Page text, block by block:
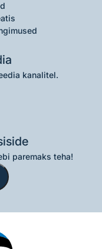
kanalitel.
paremaks teha!